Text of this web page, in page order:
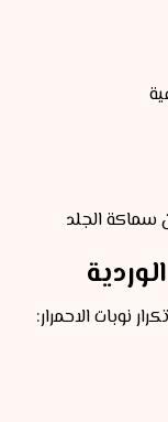
سماكة الجلد
نوبات الاحمرار: